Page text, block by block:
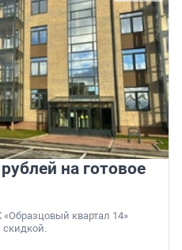
на готовое
квартал 14»
скидкой.